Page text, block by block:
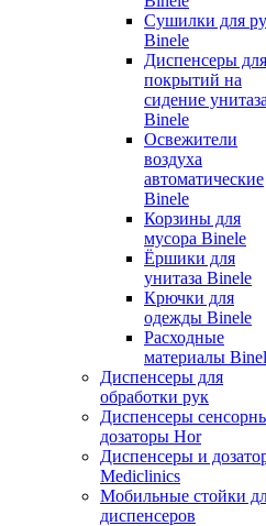
Сушилки для
Binele
Диспенсеры для
покрытий на
сидение унитаза
Binele
Освежители
воздуха
автоматические
Binele
Корзины для
мусора Binele
Ёршики для
унитаза Binele
Крючки для
одежды Binele
Расходные
материалы
Диспенсеры для
обработки рук
Диспенсеры
дозаторы Hor
Диспенсеры и
Mediclinics
Мобильные стойки
диспенсеров